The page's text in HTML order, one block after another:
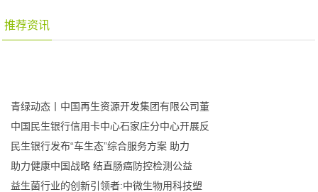
推荐资讯
青绿动态丨中国再生资源开发集团有限公司董
中国民生银行信用卡中心石家庄分中心开展反
民生银行发布“车生态”综合服务方案 助力
助力健康中国战略 结直肠癌防控检测公益
益生菌行业的创新引领者:中微生物用科技塑